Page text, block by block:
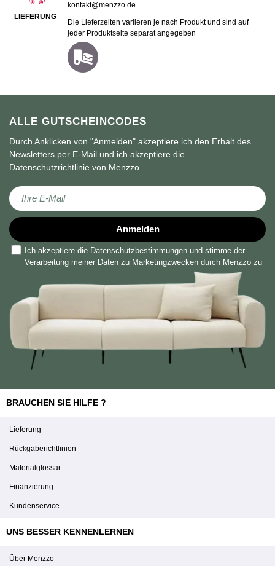
ALLE GUTSCHEINCODES
Durch Anklicken von "Anmelden" akzeptiere ich den Erhalt des
Newsletters per E-Mail und ich akzeptiere die
Datenschutzrichtlinie von Menzzo.
Melden Sie sich für unseren Newsletter an:
Anmelden
Ich akzeptiere die Datenschutzbestimmungen und stimme der
Verarbeitung meiner Daten zu Marketingzwecken durch Menzzo zu
LIEFERUNG
kontakt@menzzo.de
Die Lieferzeiten variieren je nach Produkt und sind auf
jeder Produktseite separat angegeben
BRAUCHEN SIE HILFE ?
Lieferung
Rückgaberichtlinien
Materialglossar
Finanzierung
Kundenservice
UNS BESSER KENNENLERNEN
Über Menzzo